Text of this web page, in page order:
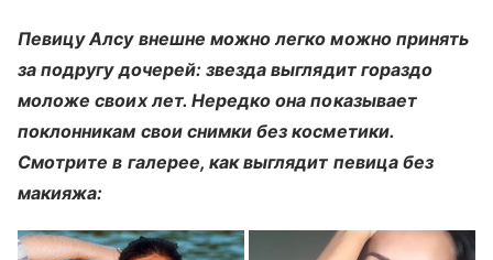
Певицу Алсу внешне можно легко можно принять
за подругу дочерей: звезда выглядит гораздо
моложе своих лет. Нередко она показывает
поклонникам свои снимки без косметики.
Смотрите в галерее, как выглядит певица без
макияжа: